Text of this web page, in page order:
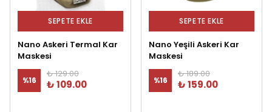
SEPETE EKLE
Nano Askeri Termal Kar
Maskesi
%16
₺ 129.00
₺ 109.00
SEPETE EKLE
Nano Yeşili Askeri Kar
Maskesi
%16
₺ 189.00
₺ 159.00